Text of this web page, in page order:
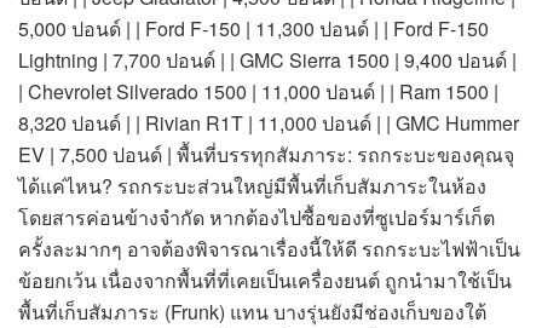
5,000 ปอนด์ | | Ford F-150 | 11,300 ปอนด์ | | Ford F-150
Lightning | 7,700 ปอนด์ | | GMC Sierra 1500 | 9,400 ปอนด์ |
| Chevrolet Silverado 1500 | 11,000 ปอนด์ | | Ram 1500 |
8,320 ปอนด์ | | Rivian R1T | 11,000 ปอนด์ | | GMC Hummer
EV | 7,500 ปอนด์ | พื้นที่บรรทุกสัมภาระ: รถกระบะของคุณจุ
ได้แค่ไหน? รถกระบะส่วนใหญ่มีพื้นที่เก็บสัมภาระในห้อง
โดยสารค่อนข้างจำกัด หากต้องไปซื้อของที่ซูเปอร์มาร์เก็ต
ครั้งละมากๆ อาจต้องพิจารณาเรื่องนี้ให้ดี รถกระบะไฟฟ้าเป็น
ข้อยกเว้น เนื่องจากพื้นที่ที่เคยเป็นเครื่องยนต์ ถูกนำมาใช้เป็น
พื้นที่เก็บสัมภาระ (Frunk) แทน บางรุ่นยังมีช่องเก็บของใต้